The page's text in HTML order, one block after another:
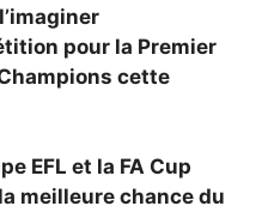
pour la Premier
cette
EFL et la FA Cup
meilleure chance du